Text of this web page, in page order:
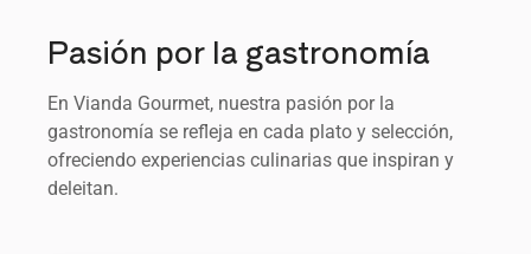
Pasión por la gastronomía
En Vianda Gourmet, nuestra pasión por la
gastronomía se refleja en cada plato y selección,
ofreciendo experiencias culinarias que inspiran y
deleitan.